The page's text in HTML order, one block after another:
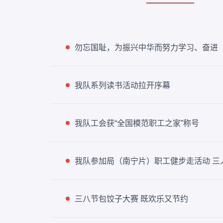
勿忘国耻，为振兴中华而努力学习、奋进
我队系列读书活动拉开序幕
我队工会获“全国模范职工之家”称号
我队参加局（南宁片）职工健步走活动 三
三八节包饺子大赛 既欢乐又节约